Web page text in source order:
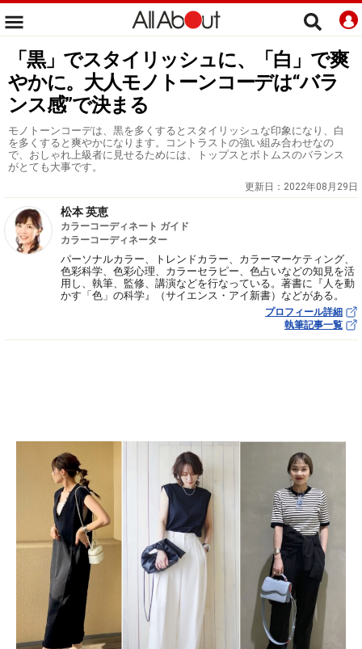
「黒」でスタイリッシュに、「白」で爽
やかに。大人モノトーンコーデは“バラ
ンス感”で決まる
モノトーンコーデは、黒を多くするとスタイリッシュな印象になり、白
を多くすると爽やかになります。コントラストの強い組み合わせなの
で、おしゃれ上級者に見せるためには、トップスとボトムスのバランス
がとても大事です。
更新日： 2022年08月29日
松本 英恵
カラーコーディネート ガイド
カラーコーディネーター
パーソナルカラー、トレンドカラー、カラーマーケティング、
色彩科学、色彩心理、カラーセラピー、色占いなどの知見を活
用し、執筆、監修、講演などを行なっている。著書に『人を動
かす「色」の科学』（サイエンス・アイ新書）などがある。
プロフィール詳細
執筆記事一覧